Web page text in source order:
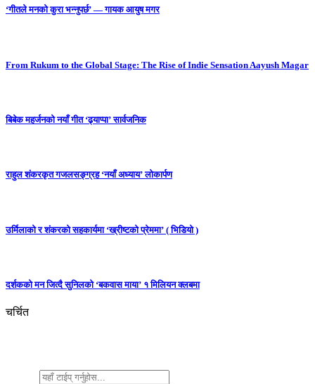
‘गीतले मनको कुरा भन्नुपर्छ’ — गायक आयुष मगर
From Rukum to the Global Stage: The Rise of Indie Sensation Aayush Magar
बिबेक महर्जनको नयाँ गीत ‘ढ्याप्पा’ सार्वजनिक
राहुल शंकरकृत गजलसङ्ग्रह ‘नयाँ अध्याय’ लोकार्पण
उर्मिलाको र शंकरको सहकार्यमा ‘ख्रीष्टको प्रेममा’ ( भिडियो )
दर्शकको मन जित्दै सुनिलको ‘बकवास माया’ १ मिलियन क्लबमा
चर्चित